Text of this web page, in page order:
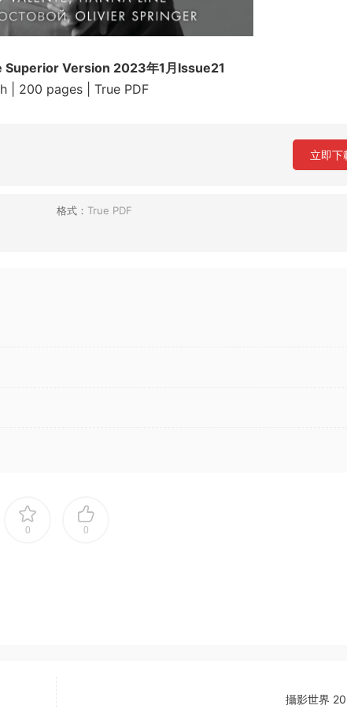
Superior Version 2023年1月Issue21
| 200 pages | True PDF
立即下
格式： True PDF
0 0
攝影世界